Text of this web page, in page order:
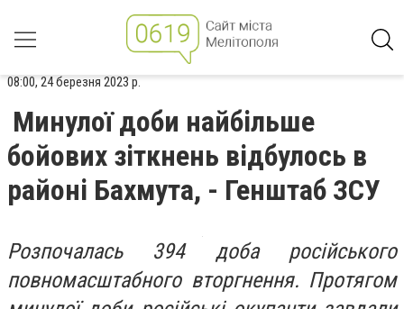
08:00, 24 березня 2023 р.
Минулої доби найбільше
бойових зіткнень відбулось в
районі Бахмута, - Генштаб ЗСУ
Розпочалась 394 доба російського
повномасштабного вторгнення. Протягом